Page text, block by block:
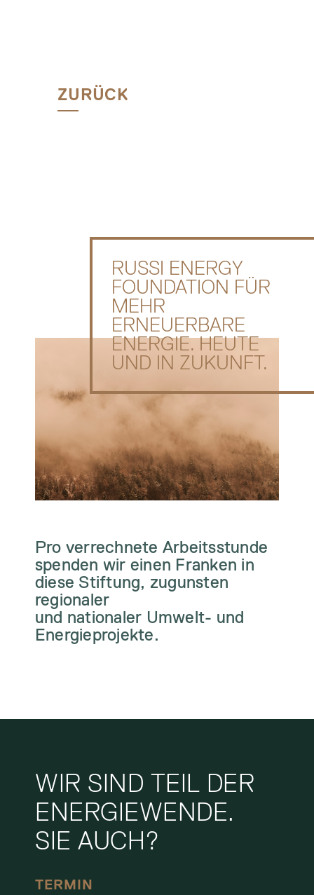
ZURÜCK
RUSSI ENERGY
FOUNDATION FÜR
MEHR
ERNEUERBARE
ENERGIE. HEUTE
UND IN ZUKUNFT.
Pro verrechnete Arbeitsstunde
spenden wir einen Franken in
diese Stiftung, zugunsten
regionaler
und nationaler Umwelt- und
Energieprojekte.
WIR SIND TEIL DER
ENERGIEWENDE.
SIE AUCH?
TERMIN